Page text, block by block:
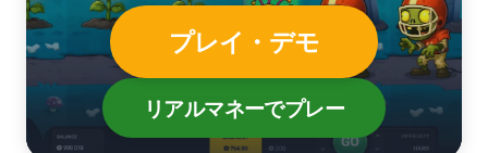
プレイ・デモ
リアルマネーでプレー